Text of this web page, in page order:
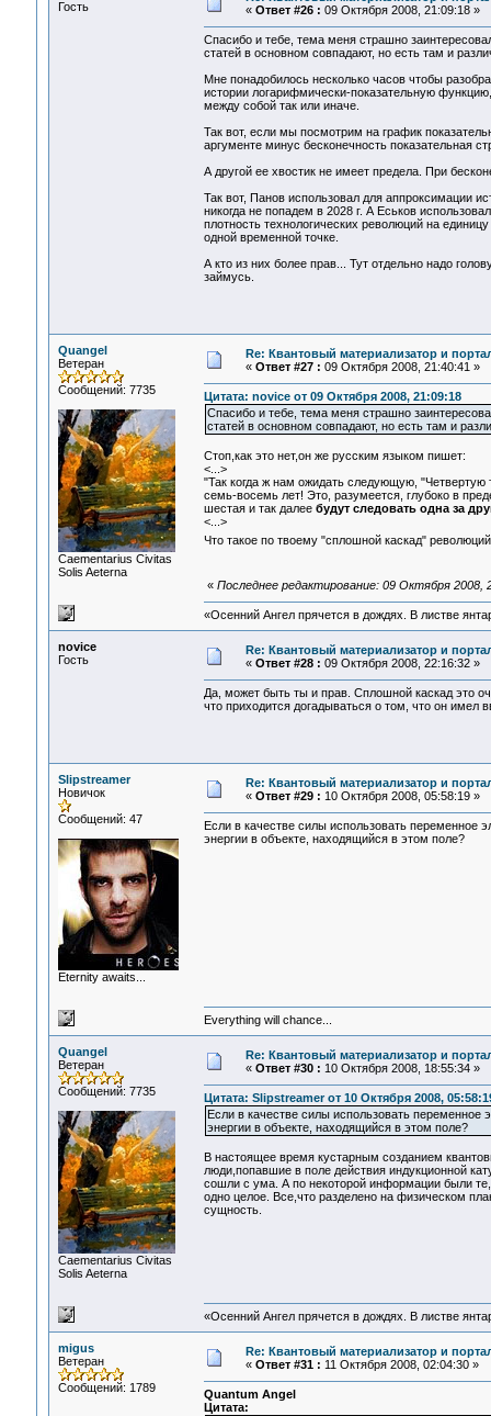
Гость
« Ответ #26 : 09 Октября 2008, 21:09:18 »
Спасибо и тебе, тема меня страшно
статей в основном совпадают, но есть там и
Мне понадобилось несколько часов чтобы
истории логарифмически-показательную
между собой так или иначе.
Так вот, если мы посмотрим на график
аргументе минус бесконечность показательная
А другой ее хвостик не имеет предела. При
Так вот, Панов использовал для аппроксимации
никогда не попадем в 2028 г. А Еськов
плотность технологических революций на
одной временной точке.
А кто из них более прав... Тут отдельно надо
займусь.
Quangel
Ветеран
Сообщений: 7735
Сaementarius Civitas
Solis Aeterna
Re: Квантовый материализатор и
« Ответ #27 : 09 Октября 2008, 21:40:41 »
Цитата: novice от 09 Октября 2008, 21:09:18
Спасибо и тебе, тема меня страшно
статей в основном совпадают, но есть там и
Стоп,как это нет,он же русским языком пишет:
<...>
"Так когда ж нам ожидать следующую,
семь-восемь лет! Это, разумеется, глубоко в
шестая и так далее будут следовать одна за
<...>
Что такое по твоему "сплошной каскад"
« Последнее редактирование: 09 Октября 2008,
«Осенний Ангел прячется в дождях. В листве
novice
Гость
Re: Квантовый материализатор и
« Ответ #28 : 09 Октября 2008, 22:16:32 »
Да, может быть ты и прав. Сплошной каскад это
что приходится догадываться о том, что он имел
Slipstreamer
Новичок
Сообщений: 47
Eternity awaits...
Re: Квантовый материализатор и
« Ответ #29 : 10 Октября 2008, 05:58:19 »
Если в качестве силы использовать переменное
энергии в объекте, находящийся в этом поле?
Everything will chance...
Quangel
Ветеран
Сообщений: 7735
Сaementarius Civitas
Solis Aeterna
Re: Квантовый материализатор и
« Ответ #30 : 10 Октября 2008, 18:55:34 »
Цитата: Slipstreamer от 10 Октября 2008,
Если в качестве силы использовать переменное
энергии в объекте, находящийся в этом поле?
В настоящее время кустарным созданием
люди,попавшие в поле действия индукционной
сошли с ума. А по некоторой информации были
одно целое. Все,что разделено на физическом
сущность.
«Осенний Ангел прячется в дождях. В листве
migus
Ветеран
Сообщений: 1789
Re: Квантовый материализатор и
« Ответ #31 : 11 Октября 2008, 02:04:30 »
Quantum Angel
Цитата: